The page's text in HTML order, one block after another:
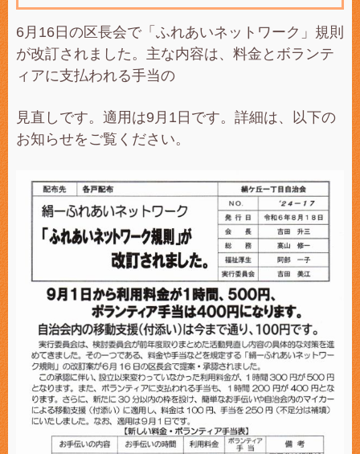
6月16日の区長会で「ふれあいネットワーク」規則
が改訂されました。主な内容は、料金とボランテ
ィアに支払われる手当の
見直しです。適用は9月1日です。詳細は、以下の
お知らせをご覧ください。